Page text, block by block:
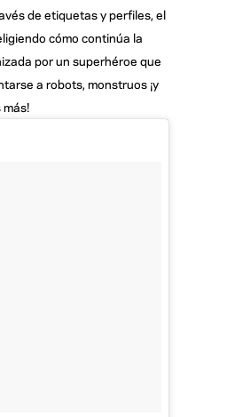
de etiquetas y perfiles, el
cómo continúa la
por un superhéroe que
a robots, monstruos ¡y